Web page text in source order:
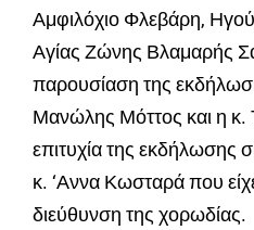
Αμφιλόχιο Φλεβάρη,
Αγίας Ζώνης Βλαμαρής
παρουσίαση της
Μανώλης Μόττος και η κ.
επιτυχία της εκδήλωσης
κ. ‘Αννα Κωσταρά που
διεύθυνση της χορωδίας.